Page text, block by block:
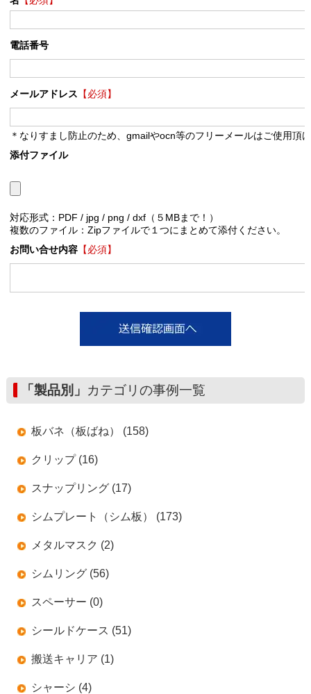
電話番号
メールアドレス 【必須】
＊なりすまし防止のため、gmailやocn等のフリーメールはご使用頂
添付ファイル
対応形式：PDF / jpg / png / dxf（５MBまで！）
複数のファイル：Zipファイルで１つにまとめて添付ください。
お問い合せ内容【必須】
「製品別」 カテゴリの事例一覧
板バネ（板ばね） (158)
クリップ (16)
スナップリング (17)
シムプレート（シム板） (173)
メタルマスク (2)
シムリング (56)
スペーサー (0)
シールドケース (51)
搬送キャリア (1)
シャーシ (4)